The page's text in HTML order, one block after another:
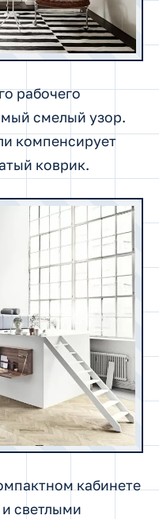
рабочего
смелый узор.
компенсирует
коврик.
кабинете
светлыми